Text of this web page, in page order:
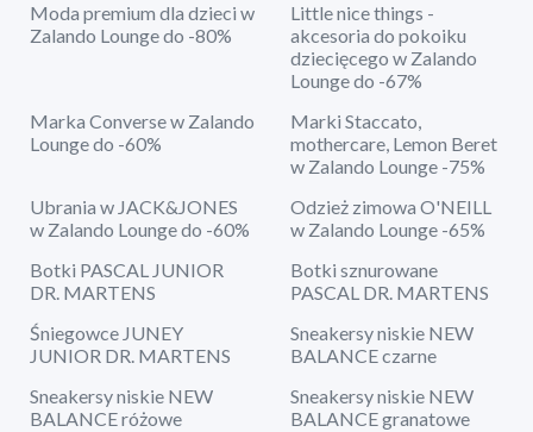
Moda premium dla dzieci w
Zalando Lounge do -80%
Little nice things -
akcesoria do pokoiku
dziecięcego w Zalando
Lounge do -67%
Marka Converse w Zalando
Lounge do -60%
Marki Staccato,
mothercare, Lemon Beret
w Zalando Lounge -75%
Ubrania w JACK&JONES
w Zalando Lounge do -60%
Odzież zimowa O'NEILL
w Zalando Lounge -65%
Botki PASCAL JUNIOR
DR. MARTENS
Botki sznurowane
PASCAL DR. MARTENS
Śniegowce JUNEY
JUNIOR DR. MARTENS
Sneakersy niskie NEW
BALANCE czarne
Sneakersy niskie NEW
BALANCE różowe
Sneakersy niskie NEW
BALANCE granatowe